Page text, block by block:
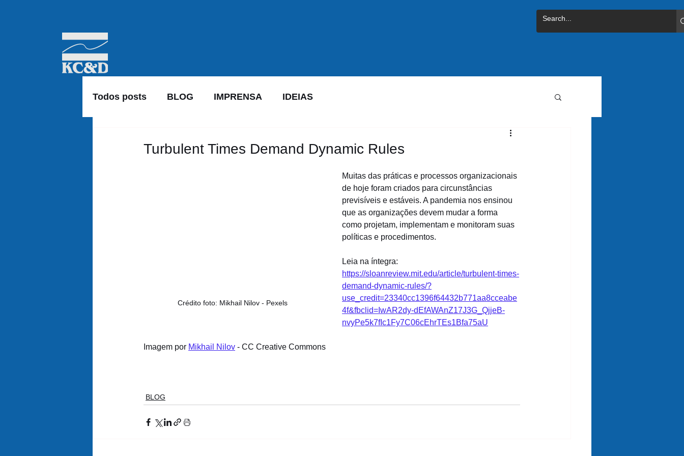
Todos posts BLOG IMPRENSA IDEIAS
Turbulent Times Demand Dynamic Rules
Crédito foto: Mikhail Nilov - Pexels
Muitas das práticas e processos organizacionais
de hoje foram criados para circunstâncias
previsíveis e estáveis. A pandemia nos ensinou
que as organizações devem mudar a forma
como projetam, implementam e monitoram suas
políticas e procedimentos.
Leia na íntegra:
https://sloanreview.mit.edu/article/turbulent-times-
demand-dynamic-rules/?
use_credit=23340cc1396f64432b771aa8cceabe
4f&fbclid=IwAR2dy-dEfAWAnZ17J3G_QjjeB-
nvyPe5k7fIc1Fy7C06cEhrTEs1Bfa75aU
Imagem por Mikhail Nilov - CC Creative Commons
BLOG